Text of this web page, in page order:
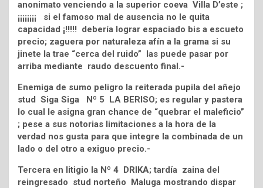
anonimato venciendo a la superior coeva Villa D’este ;
¡¡¡¡¡¡¡¡ si el famoso mal de ausencia no le quita
capacidad ¡!!!!! debería lograr espaciado bis a escueto
precio; zaguera por naturaleza afín a la grama si su
jinete la trae “cerca del ruido” las puede pasar por
arriba mediante raudo descuento final.-
Enemiga de sumo peligro la reiterada pupila del añejo
stud Siga Siga Nº 5 LA BERISO; es regular y pastera
lo cual le asigna gran chance de “quebrar el maleficio”
; pese a sus notorias limitaciones a la hora de la
verdad nos gusta para que integre la combinada de un
lado o del otro a exiguo precio.-
Tercera en litigio la Nº 4 DRIKA; tardía zaina del
reingresado stud norteño Maluga mostrando dispar